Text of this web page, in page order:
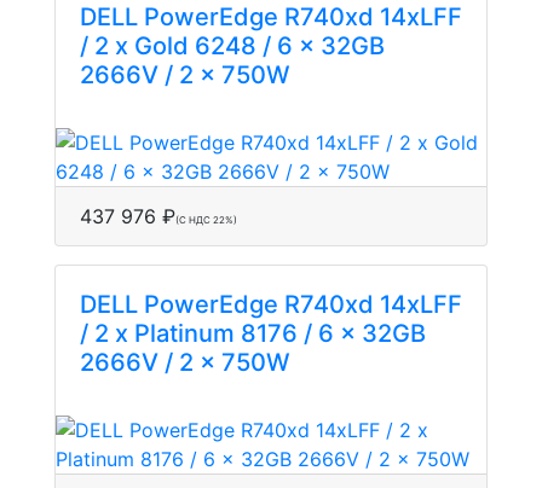
DELL PowerEdge R740xd 14xLFF
/ 2 x Gold 6248 / 6 x 32GB
2666V / 2 x 750W
437 976 ₽(С НДС 22%)
DELL PowerEdge R740xd 14xLFF
/ 2 x Platinum 8176 / 6 x 32GB
2666V / 2 x 750W